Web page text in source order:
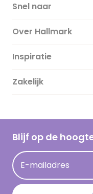
Snel naar
Over Hallmark
Over ons
Duurzaamheid
Hallmark Kaartclub
Acties
Persberichten
Hallmark en
Inspiratie
Magazine
Cadeau inspiratie
Kaartinspiratie
Zakelijk
Blijf op de
E-mailadres